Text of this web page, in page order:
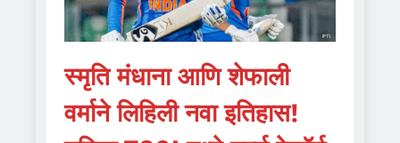
स्मृति मंधाना आणि शेफाली
वर्माने लिहिली नवा इतिहास!